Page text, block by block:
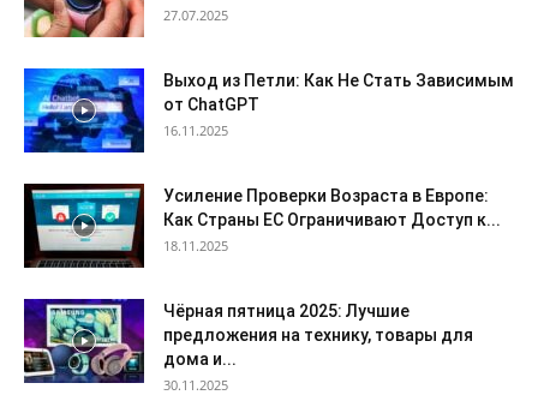
27.07.2025
Выход из Петли: Как Не Стать Зависимым
от ChatGPT
16.11.2025
Усиление Проверки Возраста в Европе:
Как Страны ЕС Ограничивают Доступ к...
18.11.2025
Чёрная пятница 2025: Лучшие
предложения на технику, товары для
дома и...
30.11.2025